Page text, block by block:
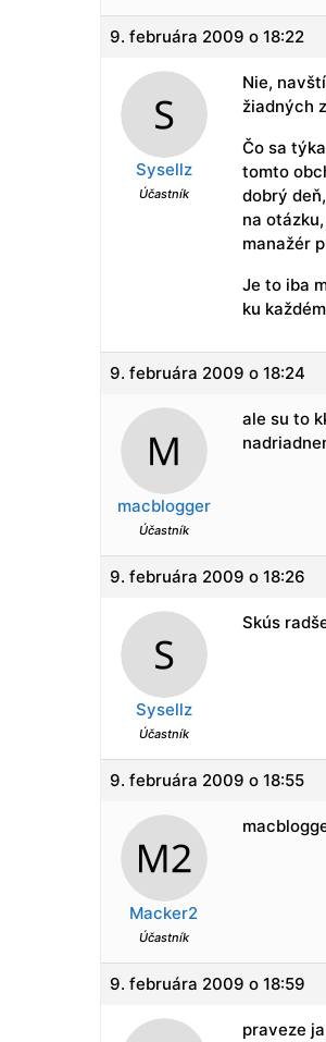
9. februára 2009 o 18:22
Sysellz
Účastník
Nie,
žiadných
Čo sa
tomto
dobrý
na
manažér
Je to iba
ku
9. februára 2009 o 18:24
macblogger
Účastník
ale su to
9. februára 2009 o 18:26
Sysellz
Účastník
Skús
9. februára 2009 o 18:55
Macker2
Účastník
9. februára 2009 o 18:59
praveze